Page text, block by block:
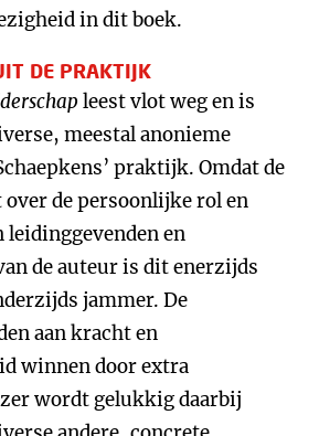
in dit boek.
DE PRAKTIJK
leest vlot weg en is
meestal anonieme
praktijk. Omdat de
over de persoonlijke rol en
en
de auteur is dit enerzijds
jammer. De
aan kracht en
winnen door extra
wordt gelukkig daarbij